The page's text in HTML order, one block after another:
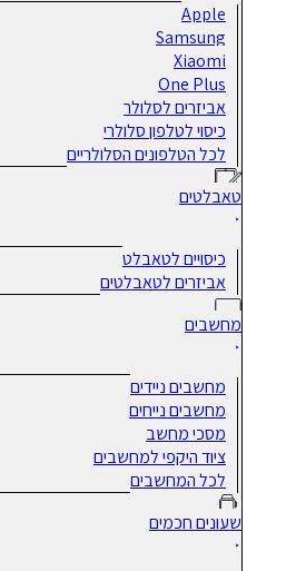
Apple
Samsung
Xiaomi
One Plus
אביזרים לסלולר
כיסוי לטלפון סלולרי
לכל הטלפונים הסלולריים
טאבלטים
כיסויים לטאבלט
אביזרים לטאבלטים
מחשבים
מחשבים ניידים
מחשבים נייחים
מסכי מחשב
ציוד היקפי למחשבים
לכל המחשבים
שעונים חכמים